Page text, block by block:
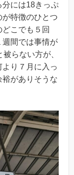
分には18きっぷ
特徴のひとつ
こでも５回
週間では事情が
らない方が、
り７月に入っ
がありそうな